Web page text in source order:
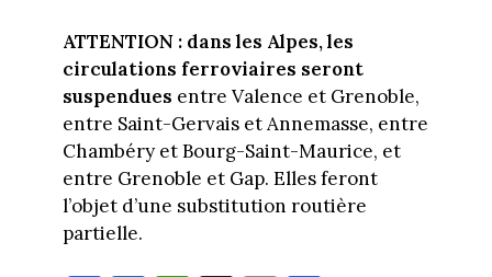
ATTENTION : dans les Alpes, les
circulations ferroviaires seront
suspendues entre Valence et Grenoble,
entre Saint-Gervais et Annemasse, entre
Chambéry et Bourg-Saint-Maurice, et
entre Grenoble et Gap. Elles feront
l’objet d’une substitution routière
partielle.